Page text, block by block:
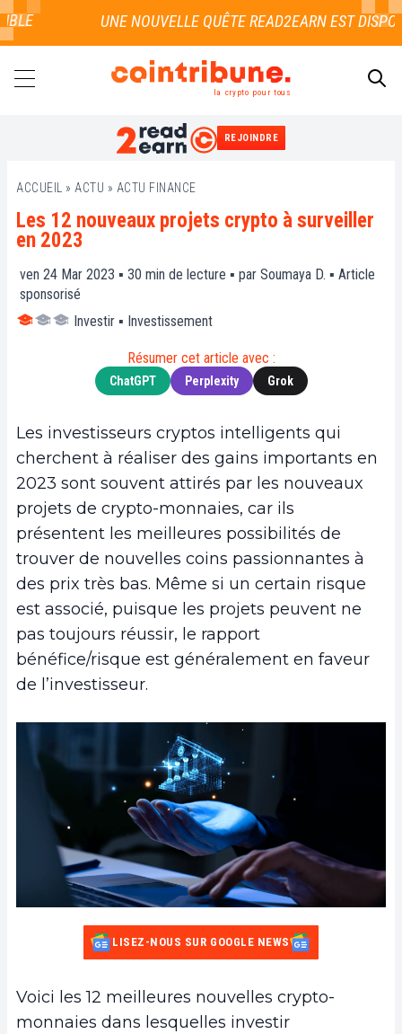
la crypto pour tous
REJOINDRE
ACCUEIL » ACTU » ACTU FINANCE
Les 12 nouveaux projets crypto à surveiller
en 2023
ven 24 Mar 2023 ▪ 30 min de lecture ▪ par Soumaya D. ▪ Article
sponsorisé
Investir ▪ Investissement
Résumer cet article avec :
ChatGPT Perplexity Grok
Les investisseurs cryptos intelligents qui
cherchent à réaliser des gains importants en
2023 sont souvent attirés par les nouveaux
projets de crypto-monnaies, car ils
présentent les meilleures possibilités de
trouver de nouvelles coins passionnantes à
des prix très bas. Même si un certain risque
est associé, puisque les projets peuvent ne
pas toujours réussir, le rapport
bénéfice/risque est généralement en faveur
de l’investisseur.
LISEZ-NOUS SUR GOOGLE NEWS
Voici les 12 meilleures nouvelles crypto-
monnaies dans lesquelles investir